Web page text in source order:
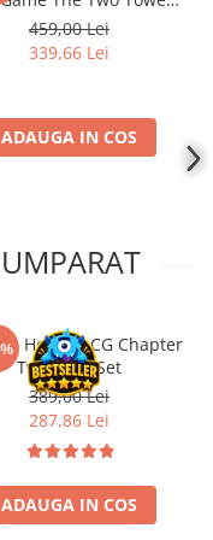
Saga Expansion
459,00 Lei
339,66 Lei
ADAUGA IN COS
Horror LCG Chapter
Two Core Set
389,00 Lei
287,86 Lei
ADAUGA IN COS